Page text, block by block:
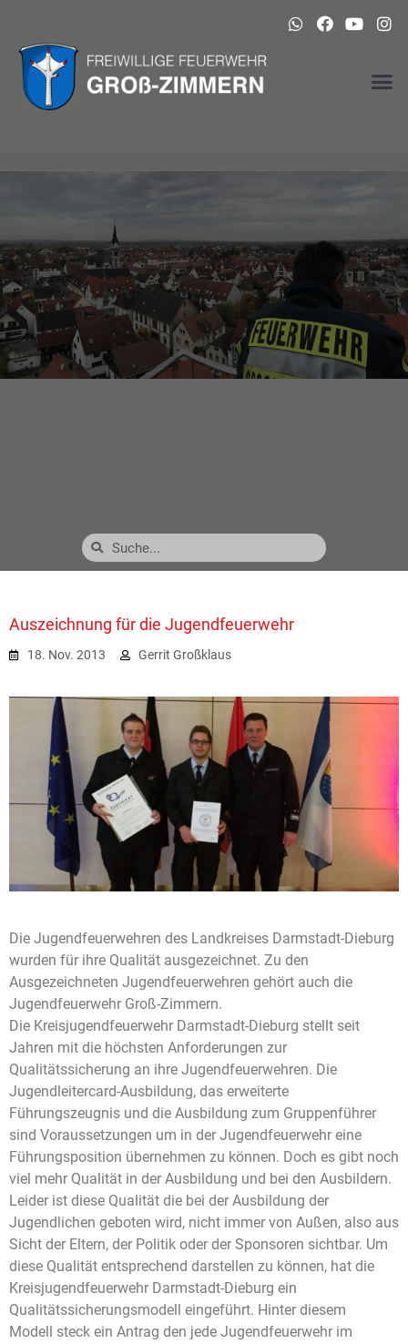
Auszeichnung für die Jugendfeuerwehr
18. Nov. 2013 Gerrit Großklaus
Die Jugendfeuerwehren des Landkreises Darmstadt-Dieburg
wurden für ihre Qualität ausgezeichnet. Zu den
Ausgezeichneten Jugendfeuerwehren gehört auch die
Jugendfeuerwehr Groß-Zimmern.
Die Kreisjugendfeuerwehr Darmstadt-Dieburg stellt seit
Jahren mit die höchsten Anforderungen zur
Qualitätssicherung an ihre Jugendfeuerwehren. Die
Jugendleitercard-Ausbildung, das erweiterte
Führungszeugnis und die Ausbildung zum Gruppenführer
sind Voraussetzungen um in der Jugendfeuerwehr eine
Führungsposition übernehmen zu können. Doch es gibt noch
viel mehr Qualität in der Ausbildung und bei den Ausbildern.
Leider ist diese Qualität die bei der Ausbildung der
Jugendlichen geboten wird, nicht immer von Außen, also aus
Sicht der Eltern, der Politik oder der Sponsoren sichtbar. Um
diese Qualität entsprechend darstellen zu können, hat die
Kreisjugendfeuerwehr Darmstadt-Dieburg ein
Qualitätssicherungsmodell eingeführt. Hinter diesem
Modell steck ein Antrag den jede Jugendfeuerwehr im